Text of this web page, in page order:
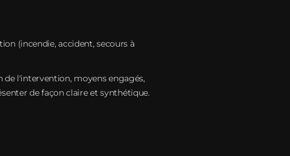
(incendie, accident, secours à
l'intervention, moyens engagés,
de façon claire et synthétique.